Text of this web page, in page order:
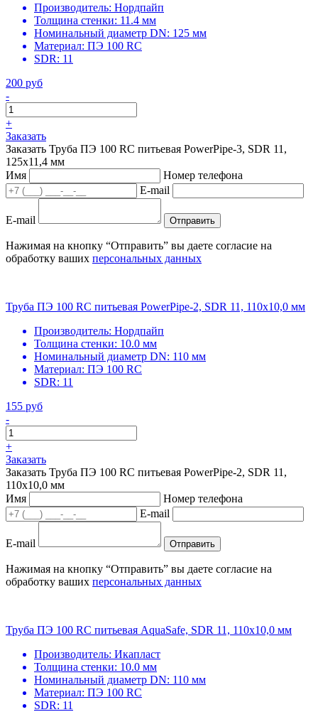
Производитель: Нордпайп
Толщина стенки: 11.4 мм
Номинальный диаметр DN: 125 мм
Материал: ПЭ 100 RC
SDR: 11
200 руб
-
+
Заказать
Заказать Труба ПЭ 100 RC питьевая PowerPipe-3, SDR 11,
125х11,4 мм
Имя
Номер телефона
E-mail
E-mail Отправить
Нажимая на кнопку “Отправить” вы даете согласие на
обработку ваших персональных данных
Труба ПЭ 100 RC питьевая PowerPipe-2, SDR 11, 110х10,0 мм
Производитель: Нордпайп
Толщина стенки: 10.0 мм
Номинальный диаметр DN: 110 мм
Материал: ПЭ 100 RC
SDR: 11
155 руб
-
+
Заказать
Заказать Труба ПЭ 100 RC питьевая PowerPipe-2, SDR 11,
110х10,0 мм
Имя
Номер телефона
E-mail
E-mail Отправить
Нажимая на кнопку “Отправить” вы даете согласие на
обработку ваших персональных данных
Труба ПЭ 100 RC питьевая AquaSafe, SDR 11, 110х10,0 мм
Производитель: Икапласт
Толщина стенки: 10.0 мм
Номинальный диаметр DN: 110 мм
Материал: ПЭ 100 RC
SDR: 11